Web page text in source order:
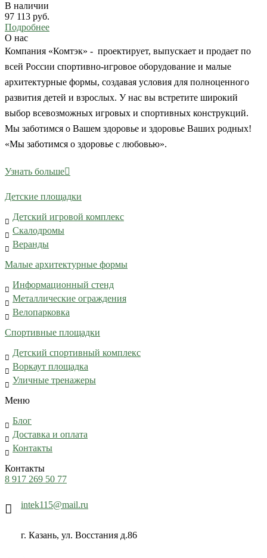
В наличии
97 113 руб.
Подробнее
О нас
Компания «Комтэк» - проектирует, выпускает и продает по
всей России спортивно-игровое оборудование и малые
архитектурные формы, создавая условия для полноценного
развития детей и взрослых. У нас вы встретите широкий
выбор всевозможных игровых и спортивных конструкций.
Мы заботимся о Вашем здоровье и здоровье Ваших родных!
«Мы заботимся о здоровье с любовью».
Узнать больше
Детские площадки
Детский игровой комплекс
Скалодромы
Веранды
Малые архитектурные формы
Информационный стенд
Металлические ограждения
Велопарковка
Спортивные площадки
Детский спортивный комплекс
Воркаут площадка
Уличные тренажеры
Меню
Блог
Доставка и оплата
Контакты
Контакты
8 917 269 50 77
intek115@mail.ru
г. Казань, ул. Восстания д.86